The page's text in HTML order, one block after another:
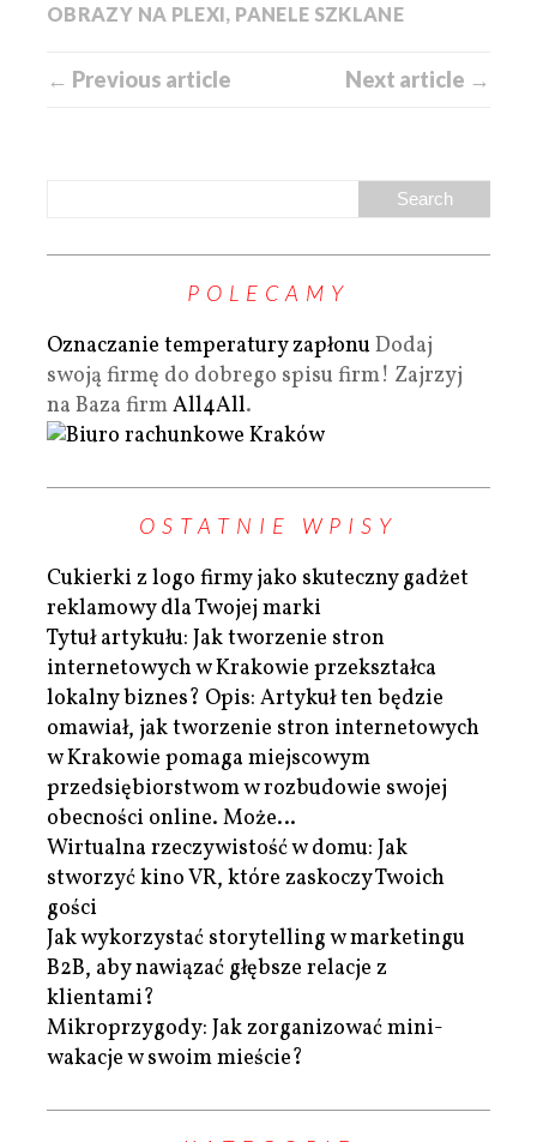
OBRAZY NA PLEXI, PANELE SZKLANE
← Previous article Next article →
POLECAMY
Oznaczanie temperatury zapłonu Dodaj
swoją firmę do dobrego spisu firm! Zajrzyj
na Baza firmAll4All.
OSTATNIE WPISY
Cukierki z logo firmy jako skuteczny gadżet
reklamowy dla Twojej marki
Tytuł artykułu: Jak tworzenie stron
internetowych w Krakowie przekształca
lokalny biznes? Opis: Artykuł ten będzie
omawiał, jak tworzenie stron internetowych
w Krakowie pomaga miejscowym
przedsiębiorstwom w rozbudowie swojej
obecności online. Może…
Wirtualna rzeczywistość w domu: Jak
stworzyć kino VR, które zaskoczy Twoich
gości
Jak wykorzystać storytelling w marketingu
B2B, aby nawiązać głębsze relacje z
klientami?
Mikroprzygody: Jak zorganizować mini-
wakacje w swoim mieście?